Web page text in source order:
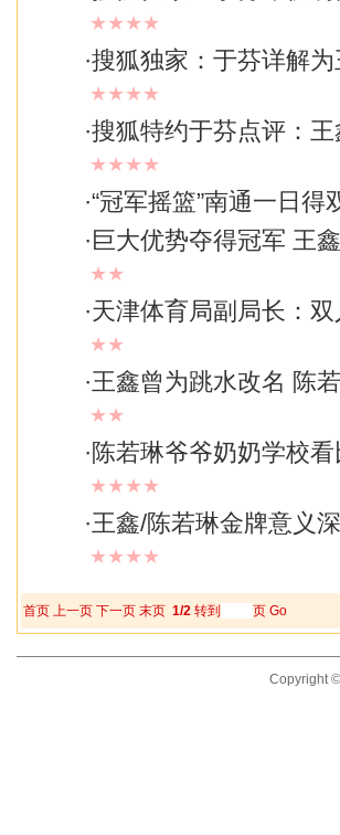
★★★★
·搜狐独家：于芬详解
★★★★
·搜狐特约于芬点评：
★★★★
·“冠军摇篮”南通一日
·巨大优势夺得冠军 王
★★
·天津体育局副局长：
★★
·王鑫曾为跳水改名 陈
★★
·陈若琳爷爷奶奶学校
★★★★
·王鑫/陈若琳金牌意义
★★★★
首页 上一页 下一页 末页 1/2转到 页 Go
Copyright